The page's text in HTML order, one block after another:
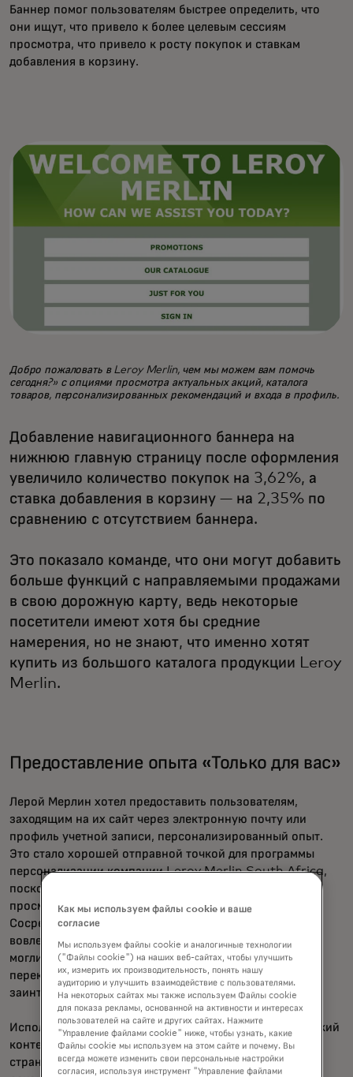
Баннер помог пользователям быстрее определить, что
они ищут, что привело к более целевым сессиям
просмотра, что привело к росту покупок и ставкам
добавления в корзину.
Добро пожаловать в Leroy Merlin, чем мы можем вам помочь
сегодня?» с опциями просмотра актуальных акций, каталога
товаров, персонализированных рекомендаций и входа в профиль.
Добавление навигационного баннера на
нижнюю главную страницу после оформления
увеличило количество покупок на 3,62%, а
ставка добавления в корзину — на 2,35% по
сравнению с отсутствием баннера.
Это показало команде, что они могут добавить
больше функций с направляемыми продажами
в свою дорожную карту, ведь некоторые
посетители имеют хотя бы средние
намерения, но не знают, что именно хотят
купить из большого каталога продукции Leroy
Merlin.
Предоставление опыта «Только для вас»
Лерой Мерлин хотел предоставить пользователям,
заходящим на их сайт через электронную почту или
профиль учетной записи, персонализированный опыт.
Это стало хорошей отправной точкой для программы
персонализации компании Leroy Merlin South Africa,
поскольку она использовала контекст из истории
просмотров известных пользователей.
Сосредоточившись на пользователях, которые уже
вовлечены и зарегистрировали учетную запись, они
могли бы добиться первых успехов, прежде чем
переключить внимание на пользователей с низкой
заинтересованностью и новых пользователей.
Используя наборы блоков рекомендаций и динамический
контент, они смогли составить персонализированные
страницы, которые показывают пользователям
Как мы используем файлы cookie и ваше
согласие
Мы используем файлы cookie и аналогичные технологии
("Файлы cookie") на наших веб-сайтах, чтобы улучшить
их, измерить их производительность, понять нашу
аудиторию и улучшить взаимодействие с пользователями.
На некоторых сайтах мы также используем Файлы cookie
для показа рекламы, основанной на активности и интересах
пользователей на сайте и других сайтах. Нажмите
"Управление файлами cookie" ниже, чтобы узнать, какие
Файлы cookie мы используем на этом сайте и почему. Вы
всегда можете изменить свои персональные настройки
согласия, используя инструмент "Управление файлами